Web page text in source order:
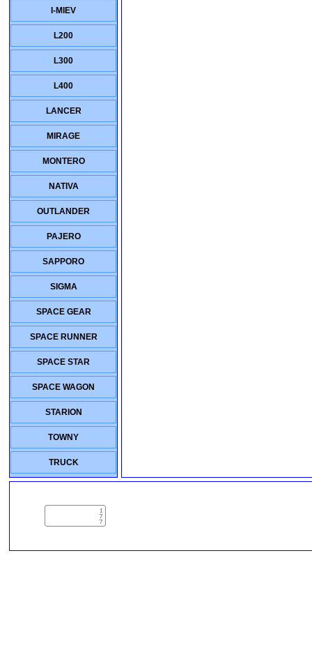
I-MIEV
L200
L300
L400
LANCER
MIRAGE
MONTERO
NATIVA
OUTLANDER
PAJERO
SAPPORO
SIGMA
SPACE GEAR
SPACE RUNNER
SPACE STAR
SPACE WAGON
STARION
TOWNY
TRUCK